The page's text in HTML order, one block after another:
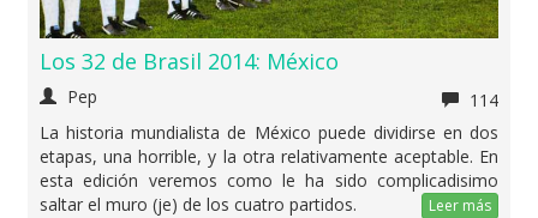
Los 32 de Brasil 2014: México
Pep
114
La historia mundialista de México puede dividirse en dos
etapas, una horrible, y la otra relativamente aceptable. En
esta edición veremos como le ha sido complicadisimo
saltar el muro (je) de los cuatro partidos.
Leer más